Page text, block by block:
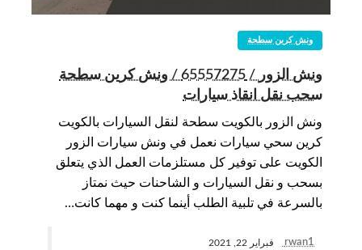
ونش كرين سطحة
ونش الزور / 65557275 / ونش كرين سطحة
سحب نقل انقاذ سيارات
ونش الزور بالكويت سطحة لنقل السيارات بالكويت
كرين سحي سيارات نعمل في ونش سيارات الزور
الكويت على توفير كل مستلزمات العمل الذي يتعلق
بسحب و نقل السيارات و الشاحنات حيث نمتاز
بالسرعة في تلبية الطلب أينما كنت و مهما كانت…
rwan1 فبراير 22, 2021